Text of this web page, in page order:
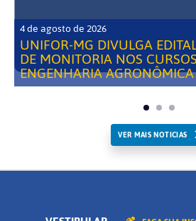
4 de agosto de 2026
UNIFOR-MG DIVULGA
DE MONITORIA NOS
ENGENHARIA
VER MAIS NOTICIAS